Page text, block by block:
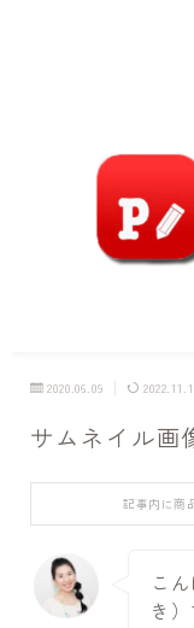
2020.06.09
サムネイル画
記事内に商
こ
き）